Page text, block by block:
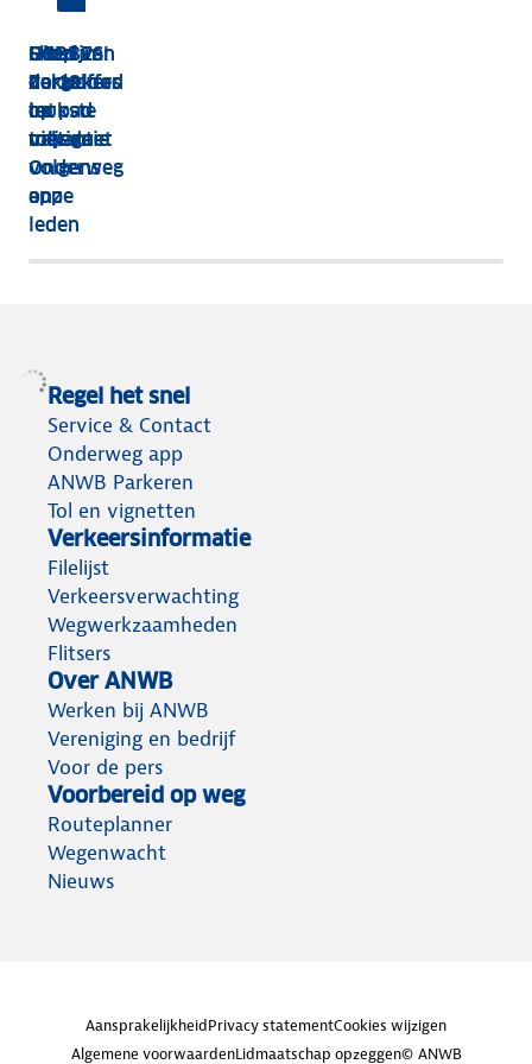
HEBBES!
Zorgeloos
op pad
met de
Onderweg
app
Shop van
dakkoffer
tot
tolvignet
Dit zijn
de 13
leukste
uitjes
volgens
onze
leden
Goed
verzekerd
op
vakantie
Regel het snel
Service & Contact
Onderweg app
ANWB Parkeren
Tol en vignetten
Verkeersinformatie
Filelijst
Verkeersverwachting
Wegwerkzaamheden
Flitsers
Over ANWB
Werken bij ANWB
Vereniging en bedrijf
Voor de pers
Voorbereid op weg
Routeplanner
Wegenwacht
Nieuws
AansprakelijkheidPrivacy statementCookies wijzigen
Algemene voorwaardenLidmaatschap opzeggen© ANWB